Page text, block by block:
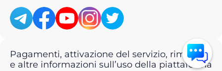
Pagamenti, attivazione del servizio, rimborsi
e altre informazioni sull’uso della piattaforma